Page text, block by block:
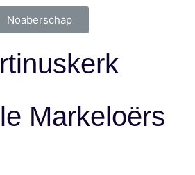
Noaberschap
Markeloërs